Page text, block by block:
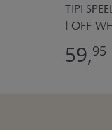
TIPI
| OFF-
59,95